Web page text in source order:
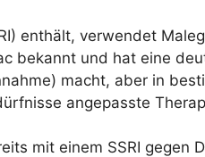
enthält, verwendet
bekannt und hat eine
macht, aber in
angepasste
mit einem SSRI